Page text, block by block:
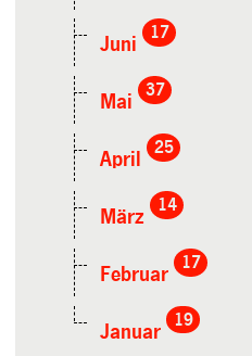
Juni
17
Mai
37
April
25
März
14
Februar
17
Januar
19